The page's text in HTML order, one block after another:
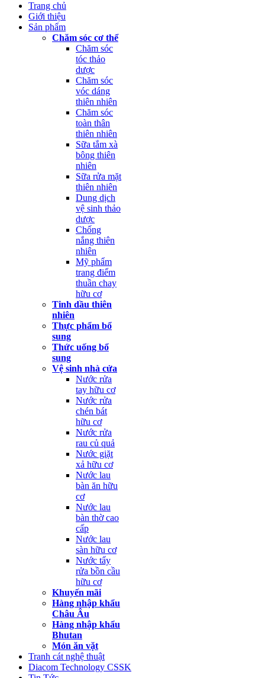
Trang chủ
Giới thiệu
Sản phẩm
Chăm sóc cơ thể
Chăm sóc
tóc thảo
dược
Chăm sóc
vóc dáng
thiên nhiên
Chăm sóc
toàn thân
thiên nhiên
Sữa tắm xà
bông thiên
nhiên
Sữa rửa mặt
thiên nhiên
Dung dịch
vệ sinh thảo
dược
Chống
nắng thiên
nhiên
Mỹ phẩm
trang điểm
thuần chay
hữu cơ
Tinh dầu thiên
nhiên
Thực phẩm bổ
sung
Thức uống bổ
sung
Vệ sinh nhà cửa
Nước rửa
tay hữu cơ
Nước rửa
chén bát
hữu cơ
Nước rửa
rau củ quả
Nước giặt
xả hữu cơ
Nước lau
bàn ăn hữu
cơ
Nước lau
bàn thờ cao
cấp
Nước lau
sàn hữu cơ
Nước tẩy
rửa bồn cầu
hữu cơ
Khuyến mãi
Hàng nhập khẩu
Châu Âu
Hàng nhập khẩu
Bhutan
Món ăn vặt
Tranh cát nghệ thuật
Diacom Technology CSSK